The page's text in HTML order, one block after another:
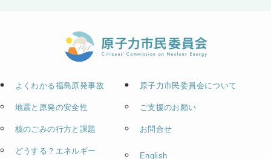
よくわかる福島原発事故
地震と原発の安全性
核のごみの行方と課題
どうする？エネルギー
原子力市民委員会について
ご支援のお願い
お問合せ
English